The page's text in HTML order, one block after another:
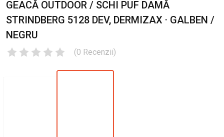
GEACĂ OUTDOOR / SCHI PUF DAMĂ
STRINDBERG 5128 DEV, DERMIZAX · GALBEN /
NEGRU
(0 Recenzii)